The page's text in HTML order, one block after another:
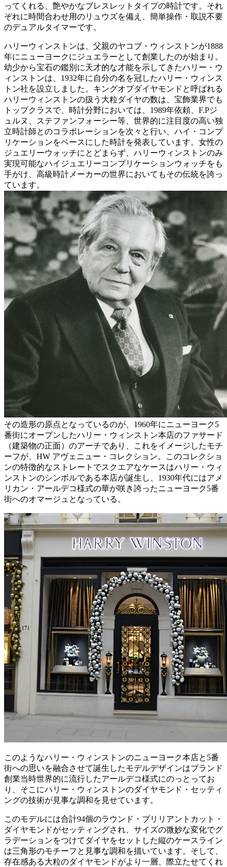
ってくれる、艶やかなブレスレットタイプの時計です。それ
ぞれに時間合わせ用のリュウズを備え、簡単操作・取説不要
のデュアルタイマーです。
ハリーウィンストンは、父親のヤコブ・ウィンストンが1888
年にニューヨークにジュエラーとして創業したのが始まり。
幼少から宝石の鑑別に天才的な才能を示してきたハリー・ウ
ィンストンは、1932年に自分の名を冠したハリー・ウィンス
トン社を設立しました。キングオブダイヤモンドと呼ばれる
ハリーウィンストンの扱う大粒ダイヤの数は、宝飾業界でも
トップクラスで、時計分野においては、1989年依頼、F.Pジ
ュルヌ、ステファンフォーシー等、世界的に注目度の高い独
立時計師とのコラボレーションを次々と行い、ハイ・コンプ
リケーションをベースにした時計を発表しています。女性の
ジュエリーウォッチにとどまらず、ハリーウィンストンのみ
実現可能なハイジュエリーコンプリケーションウォッチをも
手がけ、高級時計メーカーの世界においてもその伝統を誇っ
ています。
その造形の原点となっているのが、1960年にニューヨーク5
番街にオープンしたハリー・ウィンストン本店のファサード
（建築物の正面）のアーチであり、これをイメージしたモチ
ーフが、HW アヴェニュー・コレクション。このコレクショ
ンの特徴的なストレートでスクエアなケースはハリー・ウィ
ンストンのシンボルである本店が誕生し、1930年代にはアメ
リカン・アールデコ様式の華が咲き誇ったニューヨーク5番
街へのオマージュとなっている。
このようなハリー・ウィンストンのニューヨーク本店と5番
街への思いを融合させて誕生したモデルデザインはブランド
創業当時世界的に流行したアールデコ様式にのっとってお
り、そこにハリー・ウィンストンのダイヤモンド・セッティ
ングの技術が見事な調和を見せています。
このモデルには合計94個のラウンド・ブリリアントカット・
ダイヤモンドがセッティングされ、サイズの微妙な変化でグ
ラデーションをつけてダイヤをセットした縦のケースライン
は三角形のモチーフと見事な調和を描いています。そして、
存在感ある大粒のダイヤモンドがより一層、際立たせてくれ